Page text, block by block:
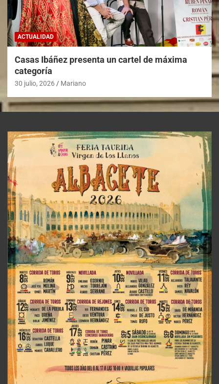
ACTUALIDAD
Casas Ibáñez presenta un cartel de máxima
categoría
30 julio, 2026 Mariano